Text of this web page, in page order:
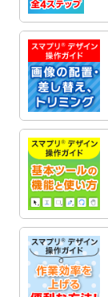
2022/12/26
2022/12/16
2022/12/1
2022/11/25
2022/11/25
2022/11/4
2022/10/26